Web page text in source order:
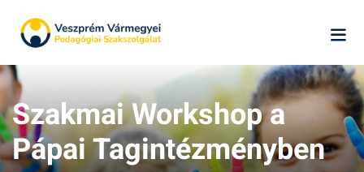
content
Szakmai Workshop a
Pápai Tagintézményben